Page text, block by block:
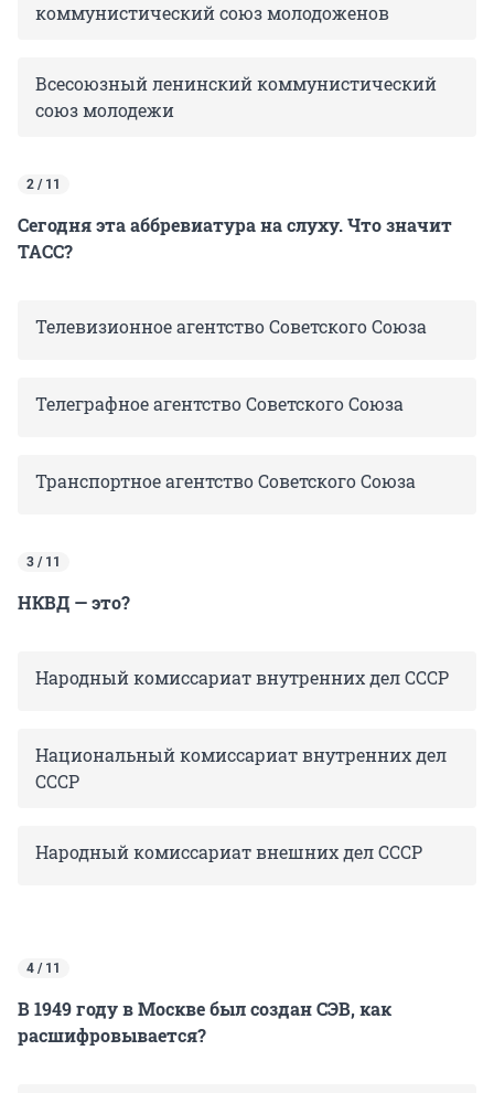
коммунистический союз молодоженов
Всесоюзный ленинский коммунистический
союз молодежи
2 / 11
Сегодня эта аббревиатура на слуху. Что значит
ТАСС?
Телевизионное агентство Советского Союза
Телеграфное агентство Советского Союза
Транспортное агентство Советского Союза
3 / 11
НКВД — это?
Народный комиссариат внутренних дел СССР
Национальный комиссариат внутренних дел
СССР
Народный комиссариат внешних дел СССР
4 / 11
В 1949 году в Москве был создан СЭВ, как
расшифровывается?